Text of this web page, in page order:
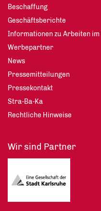
Beschaffung
Geschäftsberichte
Informationen zu Arbeiten
Werbepartner
News
Pressemitteilungen
Pressekontakt
Stra-Ba-Ka
Rechtliche Hinweise
Wir sind Partner